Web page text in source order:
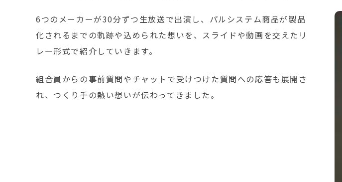
6つのメーカーが30分ずつ生放送で出演し、パルシステム商品が製品
化されるまでの軌跡や込められた想いを、スライドや動画を交えたリ
レー形式で紹介していきます。
組合員からの事前質問やチャットで受けつけた質問への応答も展開さ
れ、つくり手の熱い想いが伝わってきました。